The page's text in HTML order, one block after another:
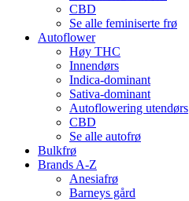
CBD
Se alle feminiserte frø
Autoflower
Høy THC
Innendørs
Indica-dominant
Sativa-dominant
Autoflowering utendørs
CBD
Se alle autofrø
Bulkfrø
Brands A-Z
Anesiafrø
Barneys gård